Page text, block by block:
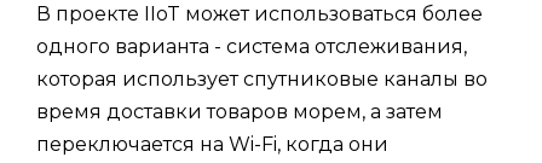
В проекте IIoT может использоваться более
одного варианта - система отслеживания,
которая использует спутниковые каналы во
время доставки товаров морем, а затем
переключается на Wi-Fi, когда они